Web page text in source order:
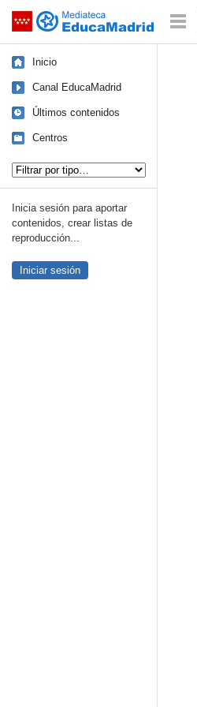
Saltar navegación
Inicio
Canal EducaMadrid
Últimos contenidos
Centros
Inicia sesión para aportar
contenidos, crear listas de
reproducción...
Iniciar sesión